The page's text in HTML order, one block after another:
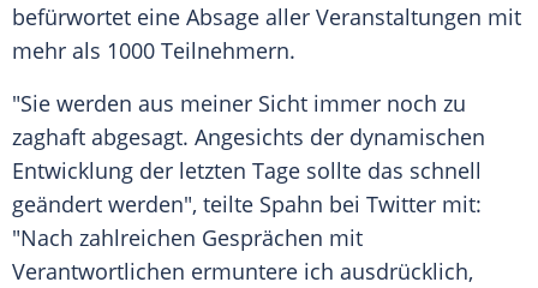
befürwortet eine Absage aller Veranstaltungen mit
mehr als 1000 Teilnehmern.
"Sie werden aus meiner Sicht immer noch zu
zaghaft abgesagt. Angesichts der dynamischen
Entwicklung der letzten Tage sollte das schnell
geändert werden", teilte Spahn bei Twitter mit:
"Nach zahlreichen Gesprächen mit
Verantwortlichen ermuntere ich ausdrücklich,